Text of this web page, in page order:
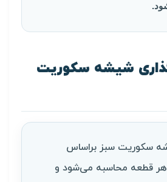
شیشه سکوریت
سکوریت سبز براساس
قطعه محاسبه می‌شود و